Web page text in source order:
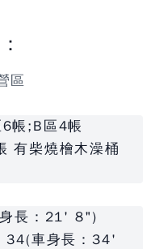
區
帳;B區4帳
有柴燒檜木澡桶
長：21' 8")
34(車身長：34'